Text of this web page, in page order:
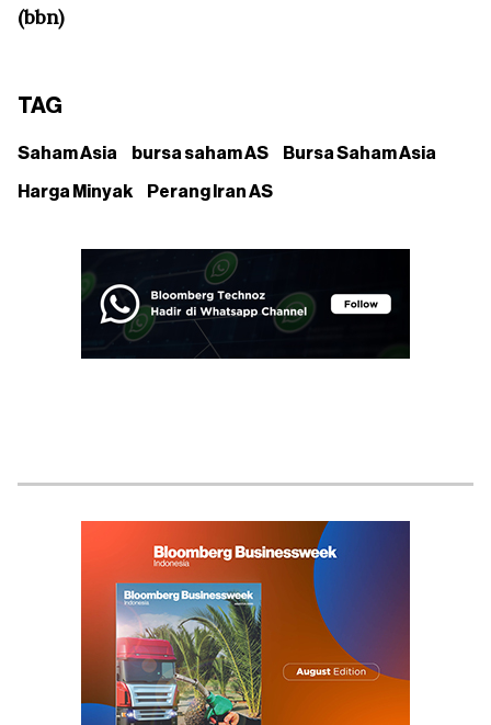
(bbn)
TAG
Saham Asia bursa saham AS Bursa Saham Asia
Harga Minyak Perang Iran AS